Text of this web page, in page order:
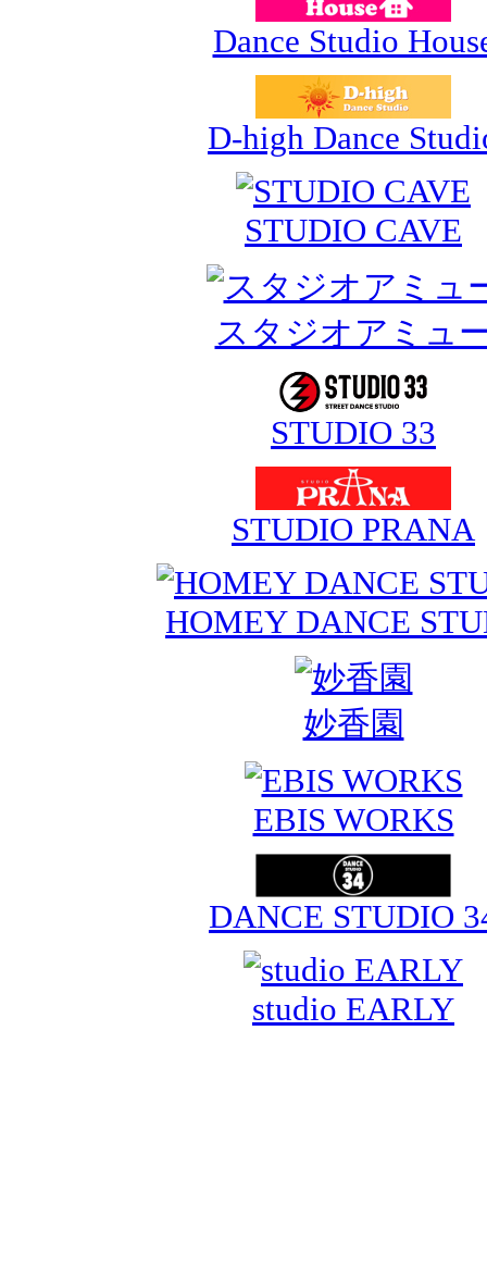
Dance Studio
D-high Dance
STUDIO CAVE
スタジオアミュ
STUDIO 33
STUDIO PRANA
HOMEY DANCE
妙香園
EBIS WORKS
DANCE STUDIO
studio EARLY